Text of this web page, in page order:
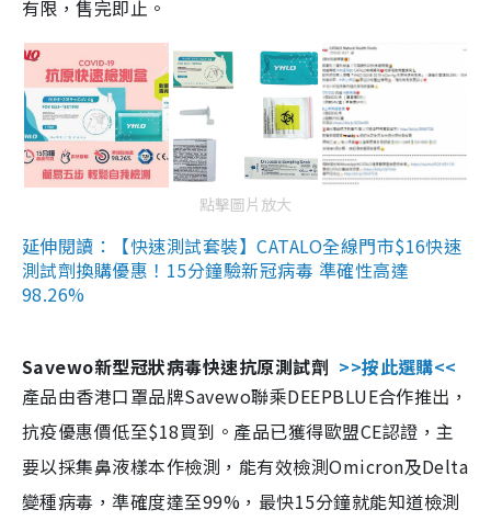
有限，售完即止。
點擊圖片放大
延伸閱讀：【快速測試套裝】CATALO全線門市$16快速
測試劑換購優惠！15分鐘驗新冠病毒 準確性高達
98.26%
Savewo新型冠狀病毒快速抗原測試劑 >>按此選購<<
產品由香港口罩品牌Savewo聯乘DEEPBLUE合作推出，
抗疫優惠價低至$18買到。產品已獲得歐盟CE認證，主
要以採集鼻液樣本作檢測，能有效檢測Omicron及Delta
變種病毒，準確度達至99%，最快15分鐘就能知道檢測